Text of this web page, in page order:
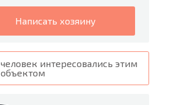
написать хозяину
человек интересовались этим
объектом